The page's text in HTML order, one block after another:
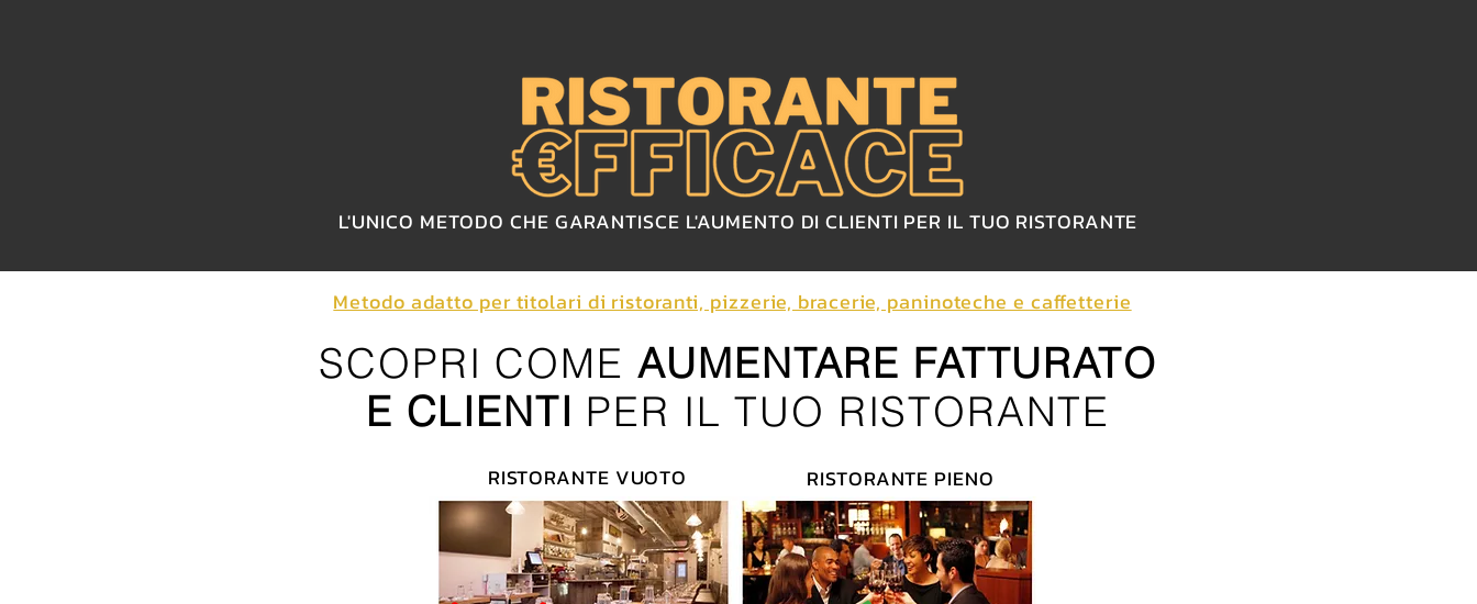
L'UNICO METODO CHE GARANTISCE L'AUMENTO DI CLIENTI PER IL TUO RISTORANTE
Metodo adatto per titolari di ristoranti, pizzerie, bracerie, paninoteche e caffetterie
SCOPRI COME AUMENTARE FATTURATO
E CLIENTI PER IL TUO RISTORANTE
RISTORANTE PIENO
RISTORANTE VUOTO